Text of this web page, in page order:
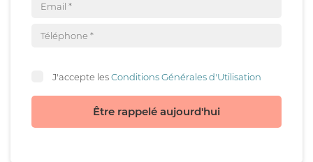
J'accepte lesConditions Générales d'Utilisation
Être rappelé aujourd'hui